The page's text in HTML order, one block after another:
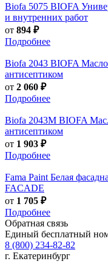
Biofa 5075 BIOFA
и внутренних работ
от 894 ₽
Подробнее
Biofa 2043 BIOFA
антисептиком
от 2 060 ₽
Подробнее
Biofa 2043M BIOFA
антисептиком
от 1 903 ₽
Подробнее
Fama Paint Белая
FACADE
от 1 705 ₽
Подробнее
Обратная связь
Единый бесплатный
8 (800) 234-82-82
г. Екатеринбург